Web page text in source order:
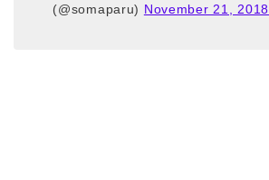
(@somaparu) November 21, 2018